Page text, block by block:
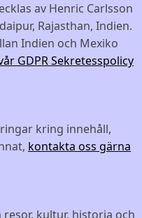
av Henric Carlsson
Rajasthan, Indien.
Indien och Mexiko
GDPR Sekretesspolicy
kring innehåll,
kontakta oss gärna
kultur, historia och